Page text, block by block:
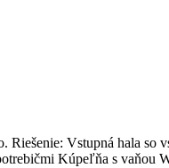
Vstupná hala so
Kúpeľňa s vaňou